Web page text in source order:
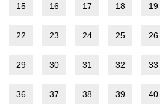
15 16 17 18 19
22 23 24 25 26
29 30 31 32 33
36 37 38 39 40